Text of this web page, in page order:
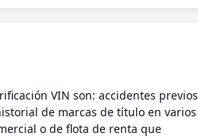
VIN son: accidentes previos
de marcas de título en varios
o de flota de renta que